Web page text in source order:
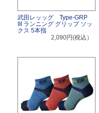
武田レッッグ Type-GRP
III ランニング グリップ ソッ
クス 5本指
2,090円(税込）